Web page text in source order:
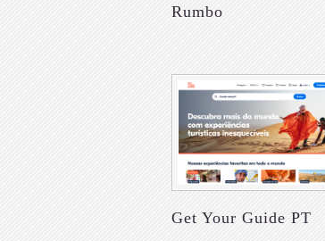
Rumbo
Get Your Guide PT